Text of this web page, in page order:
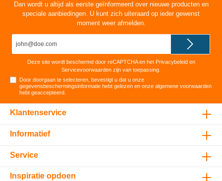
Dan wordt u altijd als eerste geïnformeerd over nieuwe producten en
speciale aanbiedingen. U kunt zich uiteraard op ieder gewenst
moment weer afmelden.
Deze site wordt beschermd door reCAPTCHA en het Privacybeleiden
Servicevoorwaarden zijn van toepassing.
Door doorgaan te selecteren, bevestigt u dat u onze
gegevensbeschermingsinformatie hebt gelezen en onzealgemene voorwaarden
hebt geaccepteerd
Klantenservice
Informatief
Service
Inspiratie opdoen